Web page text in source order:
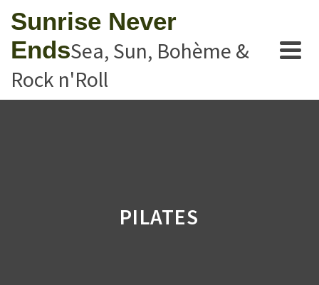
Sunrise Never
EndsSea, Sun, Bohème &
Rock n'Roll
PILATES